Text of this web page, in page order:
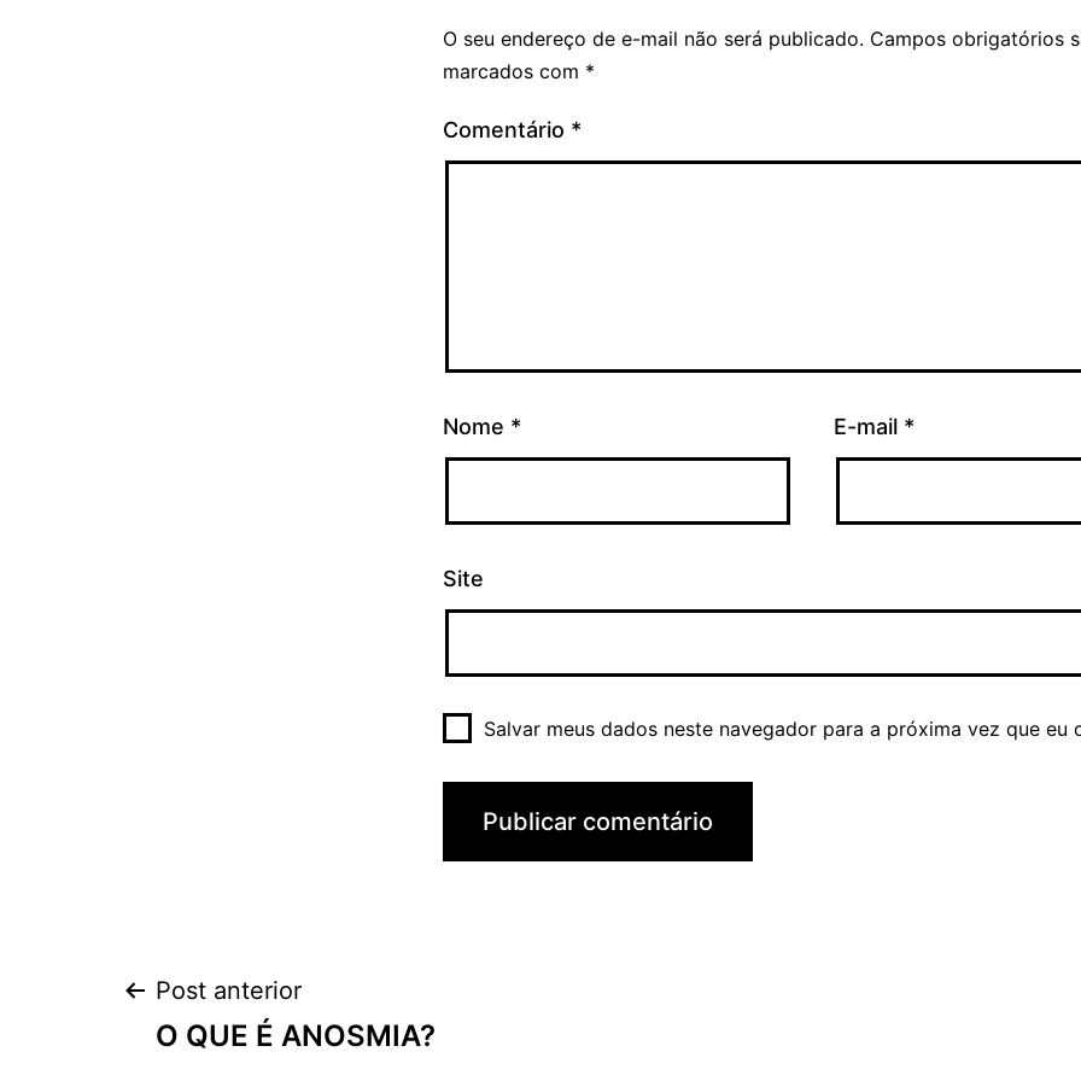
O seu endereço de e-mail não será publicado. Campos obrigatórios
marcados com *
Comentário *
Nome * E-mail *
Site
Salvar meus dados neste navegador para a próxima vez que eu
Navegação
Post anterior
O QUE É ANOSMIA?